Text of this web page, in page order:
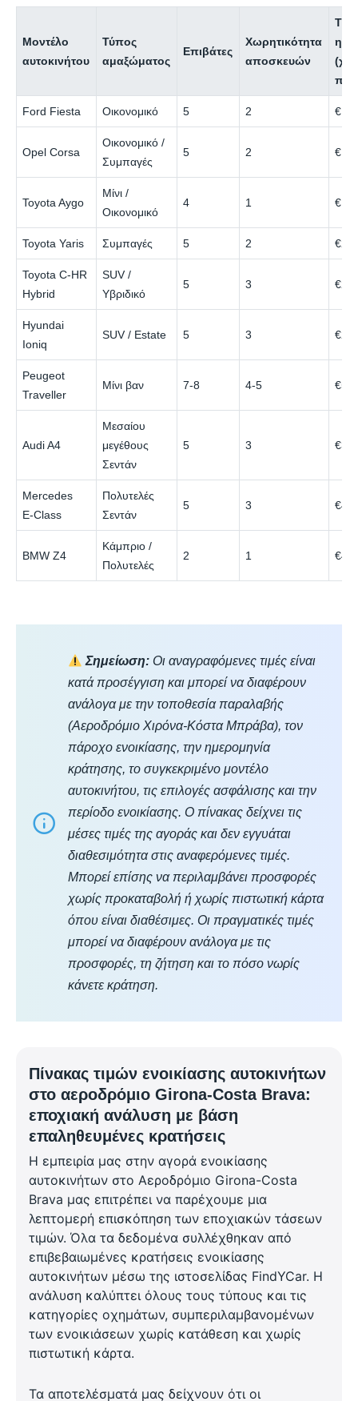
Μοντέλο
αυτοκινήτου
Τύπος
αμαξώματος
Επιβάτες
Χωρητικότητα
αποσκευών
Ford Fiesta Οικονομικό 5 2 €15
Opel Corsa
Οικονομικό /
Συμπαγές
5 2 €15
Toyota Aygo
Μίνι /
Οικονομικό
4 1 €16
Toyota Yaris Συμπαγές 5 2 €25
Toyota C‑HR
Hybrid
SUV /
Υβριδικό
5 3 €25
Hyundai
Ioniq
SUV / Estate 5 3 €25
Peugeot
Traveller
Μίνι βαν 7-8 4-5 €50
Audi A4
Μεσαίου
μεγέθους
Σεντάν
5 3 €30
Mercedes
E‑Class
Πολυτελές
Σεντάν
5 3 €44
BMW Z4
Κάμπριο /
Πολυτελές
2 1 €41
Σημείωση: Οι αναγραφόμενες τιμές είναι
κατά προσέγγιση και μπορεί να διαφέρουν
ανάλογα με την τοποθεσία παραλαβής
(Αεροδρόμιο Χιρόνα-Κόστα Μπράβα), τον
πάροχο ενοικίασης, την ημερομηνία
κράτησης, το συγκεκριμένο μοντέλο
αυτοκινήτου, τις επιλογές ασφάλισης και την
περίοδο ενοικίασης. Ο πίνακας δείχνει τις
μέσες τιμές της αγοράς και δεν εγγυάται
διαθεσιμότητα στις αναφερόμενες τιμές.
Μπορεί επίσης να περιλαμβάνει προσφορές
χωρίς προκαταβολή ή χωρίς πιστωτική κάρτα
όπου είναι διαθέσιμες. Οι πραγματικές τιμές
μπορεί να διαφέρουν ανάλογα με τις
προσφορές, τη ζήτηση και το πόσο νωρίς
κάνετε κράτηση.
Πίνακας τιμών ενοικίασης αυτοκινήτων
στο αεροδρόμιο Girona-Costa Brava:
εποχιακή ανάλυση με βάση
επαληθευμένες κρατήσεις
Η εμπειρία μας στην αγορά ενοικίασης
αυτοκινήτων στο Αεροδρόμιο Girona-Costa
Brava μας επιτρέπει να παρέχουμε μια
λεπτομερή επισκόπηση των εποχιακών τάσεων
τιμών. Όλα τα δεδομένα συλλέχθηκαν από
επιβεβαιωμένες κρατήσεις ενοικίασης
αυτοκινήτων μέσω της ιστοσελίδας FindYCar. Η
ανάλυση καλύπτει όλους τους τύπους και τις
κατηγορίες οχημάτων, συμπεριλαμβανομένων
των ενοικιάσεων χωρίς κατάθεση και χωρίς
πιστωτική κάρτα.
Τα αποτελέσματά μας δείχνουν ότι οι